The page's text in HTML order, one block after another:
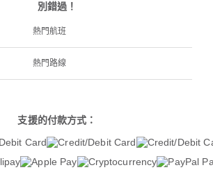
別錯過！
熱門航班
熱門路線
支援的付款方式：